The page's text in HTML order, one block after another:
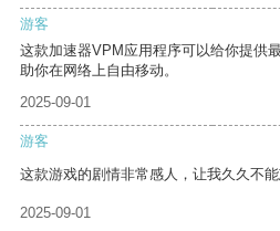
游客
这款加速器VPM应用程序可以给你提供
助你在网络上自由移动。
2025-09-01
游客
这款游戏的剧情非常感人，让我久久不能
2025-09-01